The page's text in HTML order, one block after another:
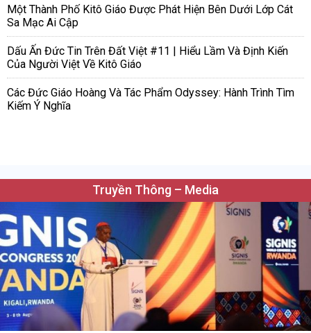
Một Thành Phố Kitô Giáo Được Phát Hiện Bên Dưới Lớp Cát
Sa Mạc Ai Cập
Dấu Ấn Đức Tin Trên Đất Việt #11 | Hiểu Lầm Và Định Kiến
Của Người Việt Về Kitô Giáo
Các Đức Giáo Hoàng Và Tác Phẩm Odyssey: Hành Trình Tìm
Kiếm Ý Nghĩa
Truyền Thông – Media